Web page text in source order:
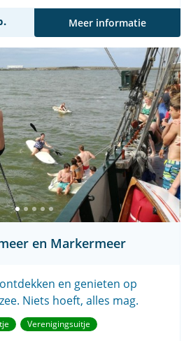
Meer informatie
en Markermeer
en genieten op
Niets hoeft, alles mag.
Verenigingsuitje